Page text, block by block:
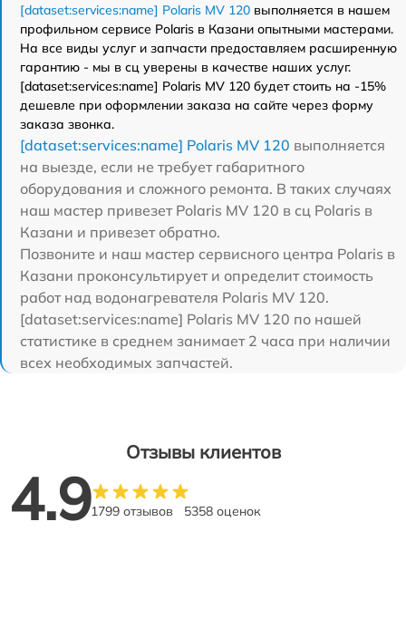
[dataset:services:name] Polaris MV 120 выполняется в нашем
профильном сервисе Polaris в Казани опытными мастерами.
На все виды услуг и запчасти предоставляем расширенную
гарантию - мы в сц уверены в качестве наших услуг.
[dataset:services:name] Polaris MV 120 будет стоить на -15%
дешевле при оформлении заказа на сайте через форму
заказа звонка.
[dataset:services:name] Polaris MV 120 выполняется
на выезде, если не требует габаритного
оборудования и сложного ремонта. В таких случаях
наш мастер привезет Polaris MV 120 в сц Polaris в
Казани и привезет обратно.
Позвоните и наш мастер сервисного центра Polaris в
Казани проконсультирует и определит стоимость
работ над водонагревателя Polaris MV 120.
[dataset:services:name] Polaris MV 120 по нашей
статистике в среднем занимает 2 часа при наличии
всех необходимых запчастей.
Отзывы клиентов
4.91799 отзывов 5358 оценок